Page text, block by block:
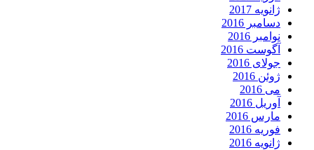
ژانویه 2017
دسامبر 2016
نوامبر 2016
آگوست 2016
جولای 2016
ژوئن 2016
می 2016
آوریل 2016
مارس 2016
فوریه 2016
ژانویه 2016